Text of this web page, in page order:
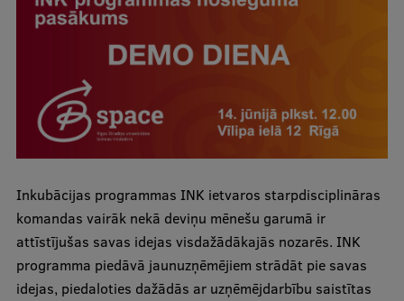
Studiju norises vietas
Fakultātes
Mūsu cilvēki
Stratēģija
Vēsture un tradīcijas
Identitāte
RSU fonds
Aula
Inkubācijas programmas INK ietvaros starpdisciplināras
komandas vairāk nekā deviņu mēnešu garumā ir
attīstījušas savas idejas visdažādākajās nozarēs. INK
programma piedāvā jaunuzņēmējiem strādāt pie savas
idejas, piedaloties dažādās ar uzņēmējdarbību saistītas